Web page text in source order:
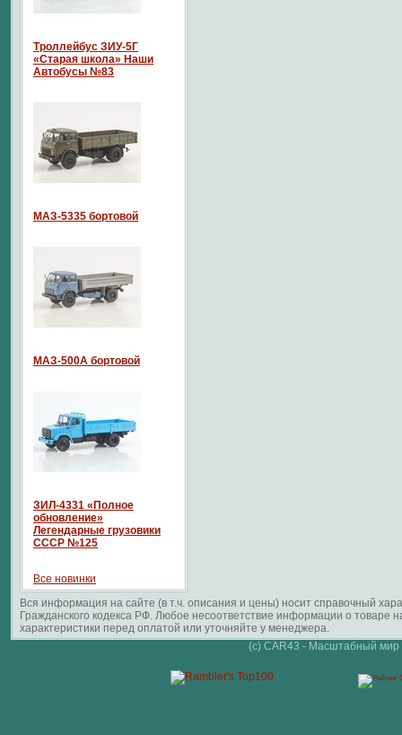
Троллейбус ЗИУ-5Г
«Старая школа» Наши
Автобусы №83
МАЗ-5335 бортовой
МАЗ-500А бортовой
ЗИЛ-4331 «Полное
обновление»
Легендарные грузовики
СССР №125
Все новинки
Вся информация на сайте (в т.ч. описания и цены) носит справочный
Гражданского кодекса РФ. Любое несоответствие информации о
характеристики перед оплатой или уточняйте у менеджера.
(c) CAR43 - Масштабный мир